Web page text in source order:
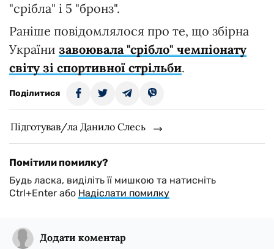
"срібла" і 5 "бронз".
Раніше повідомлялося про те, що збірна
України завоювала "срібло" чемпіонату
світу зі спортивної стрільби.
Поділитися
Підготував/ла Данило Слесь
Помітили помилку?
Будь ласка, виділіть її мишкою та натисніть
Ctrl+Enter або Надіслати помилку
Додати коментар